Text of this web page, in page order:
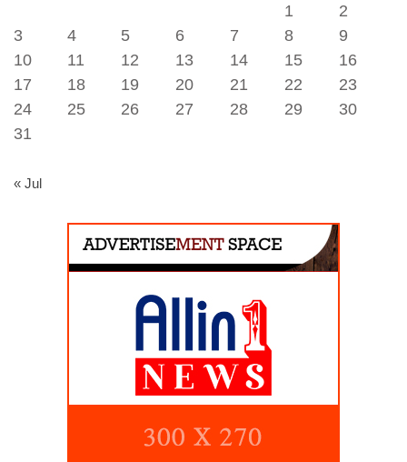
1
2
3
4 5 6 7 8
9
10
11 12 13 14 15
16
17
18 19 20 21 22
23
24
25 26 27 28 29
30
31
« Jul